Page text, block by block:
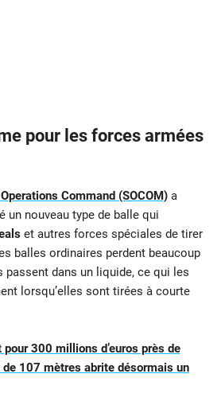
pour les forces armées
Command (SOCOM) a
un nouveau type de balle qui
et autres forces spéciales de tirer
balles ordinaires perdent beaucoup
passent dans un liquide, ce qui les
lorsqu’elles sont tirées à courte
300 millions d’euros près de
107 mètres abrite désormais un